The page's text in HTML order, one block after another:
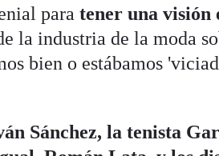
paratener una visión
la industria de la moda
bien o estábamos
Sánchez, la tenista